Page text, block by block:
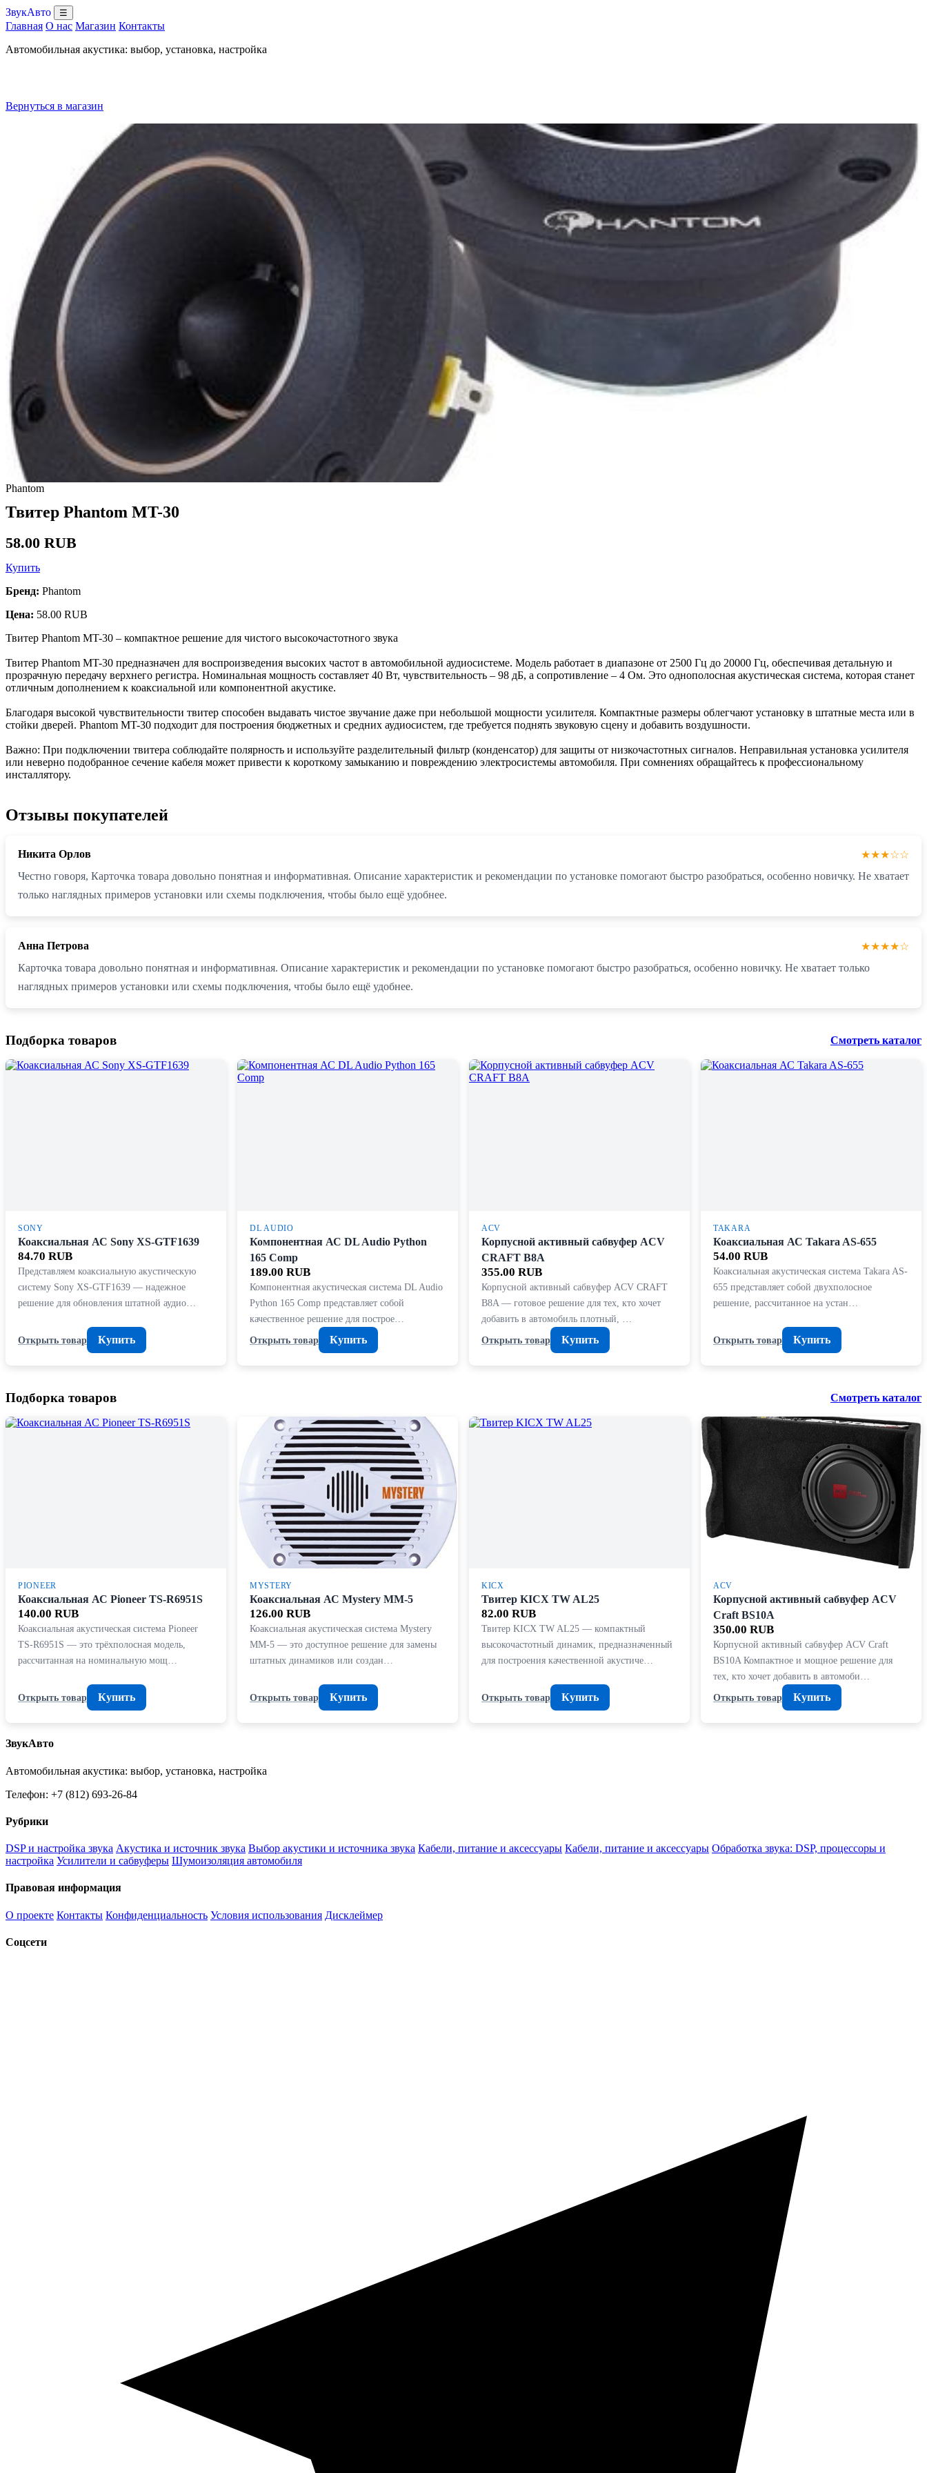
ЗвукАвто ☰
Главная О нас Магазин Контакты
Автомобильная акустика: выбор, установка, настройка
Вернуться в магазин
Phantom
Твитер Phantom MT-30
58.00 RUB
Купить
Бренд: Phantom
Цена: 58.00 RUB
Твитер Phantom MT-30 – компактное решение для чистого высокочастотного звука
Твитер Phantom MT-30 предназначен для воспроизведения высоких частот в автомобильной аудиосистеме. Модель работает в диапазоне от 2500 Гц до 20000 Гц, обеспечивая детальную и
прозрачную передачу верхнего регистра. Номинальная мощность составляет 40 Вт, чувствительность – 98 дБ, а сопротивление – 4 Ом. Это однополосная акустическая система, которая станет
отличным дополнением к коаксиальной или компонентной акустике.
Благодаря высокой чувствительности твитер способен выдавать чистое звучание даже при небольшой мощности усилителя. Компактные размеры облегчают установку в штатные места или в
стойки дверей. Phantom MT-30 подходит для построения бюджетных и средних аудиосистем, где требуется поднять звуковую сцену и добавить воздушности.
Важно: При подключении твитера соблюдайте полярность и используйте разделительный фильтр (конденсатор) для защиты от низкочастотных сигналов. Неправильная установка усилителя
или неверно подобранное сечение кабеля может привести к короткому замыканию и повреждению электросистемы автомобиля. При сомнениях обращайтесь к профессиональному
инсталлятору.
Отзывы покупателей
Никита Орлов
★★★☆☆
Честно говоря, Карточка товара довольно понятная и информативная. Описание характеристик и рекомендации по установке помогают быстро разобраться, особенно новичку. Не хватает
только наглядных примеров установки или схемы подключения, чтобы было ещё удобнее.
Анна Петрова
★★★★☆
Карточка товара довольно понятная и информативная. Описание характеристик и рекомендации по установке помогают быстро разобраться, особенно новичку. Не хватает только
наглядных примеров установки или схемы подключения, чтобы было ещё удобнее.
Подборка товаров Смотреть каталог
SONY
Коаксиальная АС Sony XS-GTF1639
84.70 RUB
Представляем коаксиальную акустическую
систему Sony XS-GTF1639 — надежное
решение для обновления штатной аудио…
Открыть товар Купить
DL AUDIO
Компонентная АС DL Audio Python
165 Comp
189.00 RUB
Компонентная акустическая система DL Audio
Python 165 Comp представляет собой
качественное решение для построе…
Открыть товар
Купить
ACV
Корпусной активный сабвуфер ACV
CRAFT B8A
355.00 RUB
Корпусной активный сабвуфер ACV CRAFT
B8A — готовое решение для тех, кто хочет
добавить в автомобиль плотный, …
Открыть товар
Купить
TAKARA
Коаксиальная АС Takara AS-655
54.00 RUB
Коаксиальная акустическая система Takara AS-
655 представляет собой двухполосное
решение, рассчитанное на устан…
Открыть товар Купить
Подборка товаров Смотреть каталог
PIONEER
Коаксиальная АС Pioneer TS-R6951S
140.00 RUB
Коаксиальная акустическая система Pioneer
TS-R6951S — это трёхполосная модель,
рассчитанная на номинальную мощ…
Открыть товар Купить
MYSTERY
Коаксиальная АС Mystery MM-5
126.00 RUB
Коаксиальная акустическая система Mystery
MM-5 — это доступное решение для замены
штатных динамиков или создан…
Открыть товар Купить
KICX
Твитер KICX TW AL25
82.00 RUB
Твитер KICX TW AL25 — компактный
высокочастотный динамик, предназначенный
для построения качественной акустиче…
Открыть товар Купить
ACV
Корпусной активный сабвуфер ACV
Craft BS10A
350.00 RUB
Корпусной активный сабвуфер ACV Craft
BS10A Компактное и мощное решение для
тех, кто хочет добавить в автомоби…
Открыть товар
Купить
ЗвукАвто
Автомобильная акустика: выбор, установка, настройка
Телефон: +7 (812) 693-26-84
Рубрики
DSP и настройка звука Акустика и источник звука Выбор акустики и источника звука Кабели, питание и аксессуары Кабели, питание и аксессуары Обработка звука: DSP, процессоры и
настройка Усилители и сабвуферы Шумоизоляция автомобиля
Правовая информация
О проекте Контакты Конфиденциальность Условия использования Дисклеймер
Соцсети